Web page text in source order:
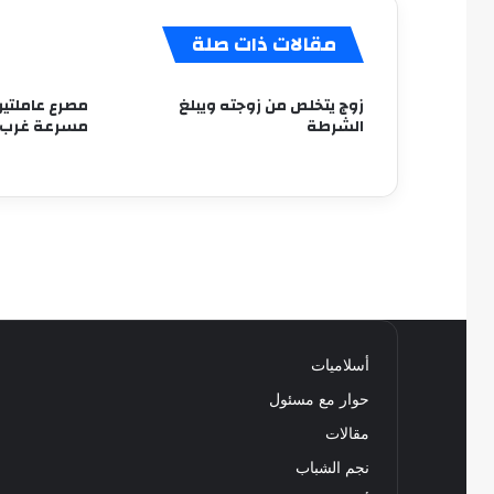
مقالات ذات صلة
زوج يتخلص من زوجته ويبلغ
الشرطة
مصرع
مسرعة غرب
أسلاميات
حوار مع مسئول
مقالات
نجم الشباب